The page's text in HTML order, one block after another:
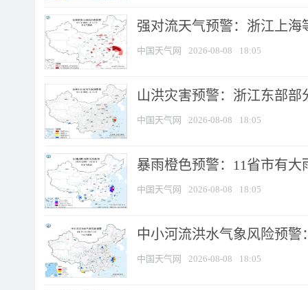
强对流天气预警：浙江上海
中国天气网 2026-08-08 18:05
山洪灾害预警：浙江东部
中国天气网 2026-08-08 18:05
暴雨橙色预警：11省市有
中国天气网 2026-08-08 18:05
中小河流洪水气象风险预
中国天气网 2026-08-08 18:05